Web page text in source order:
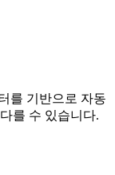
를 기반으로 자동
를 수 있습니다.